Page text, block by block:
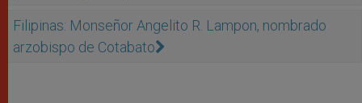
Filipinas: Monseñor Angelito R. Lampon, nombrado
arzobispo de Cotabato